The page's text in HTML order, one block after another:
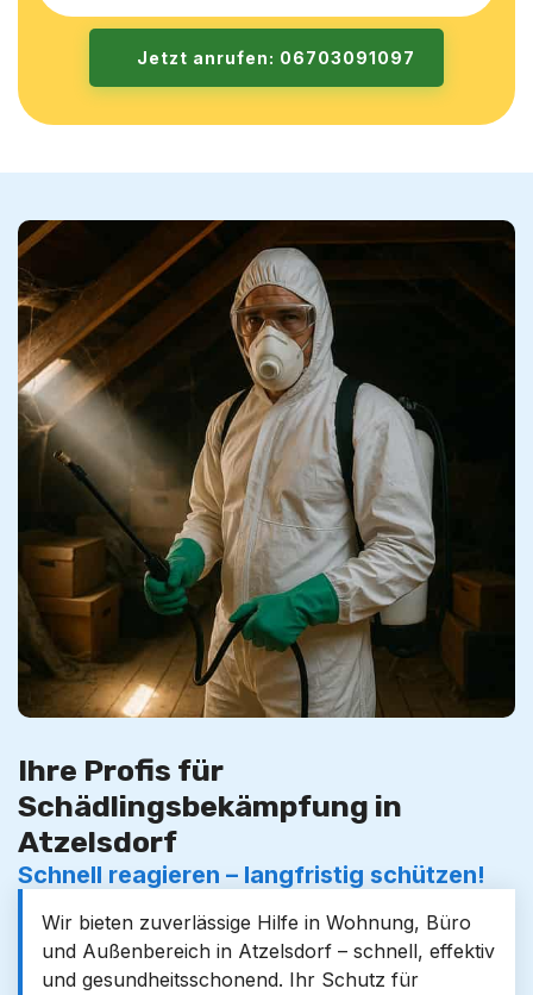
Jetzt anrufen: 06703091097
Ihre Profis für
Schädlingsbekämpfung in
Atzelsdorf
Schnell reagieren – langfristig schützen!
Wir bieten zuverlässige Hilfe in Wohnung, Büro
und Außenbereich in Atzelsdorf – schnell, effektiv
und gesundheitsschonend. Ihr Schutz für